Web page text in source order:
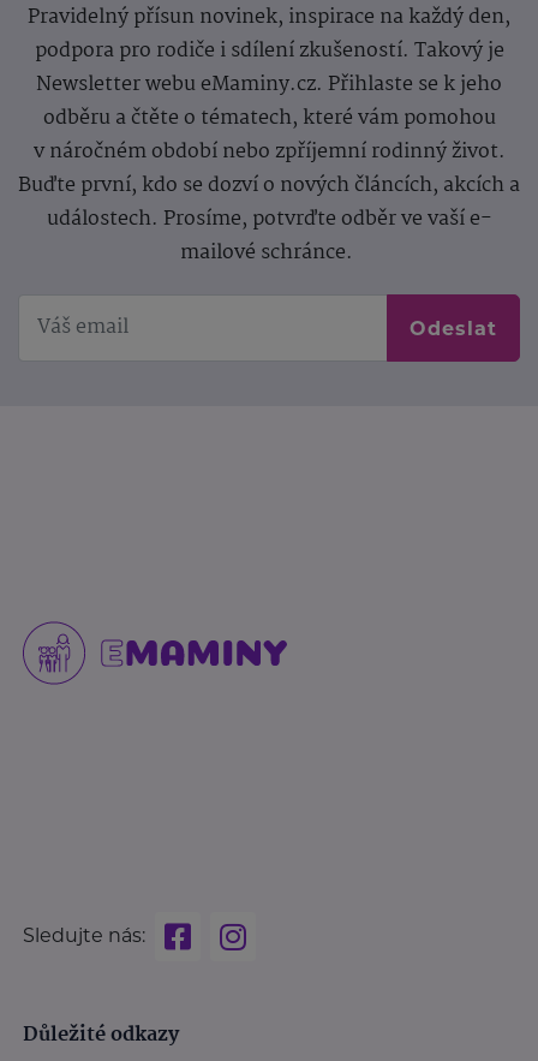
Pravidelný přísun novinek, inspirace na každý den,
podpora pro rodiče i sdílení zkušeností. Takový je
Newsletter webu eMaminy.cz. Přihlaste se k jeho
odběru a čtěte o tématech, které vám pomohou
v náročném období nebo zpříjemní rodinný život.
Buďte první, kdo se dozví o nových článcích, akcích a
událostech. Prosíme, potvrďte odběr ve vaší e-
mailové schránce.
Odeslat
Sledujte nás:
Důležité odkazy